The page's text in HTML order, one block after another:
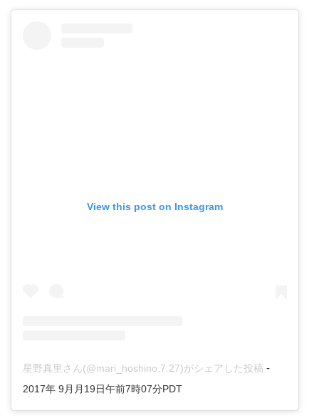
View this post on Instagram
星野真里さん(@mari_hoshino.7.27)がシェアした投稿 -
2017年 9月月19日午前7時07分PDT